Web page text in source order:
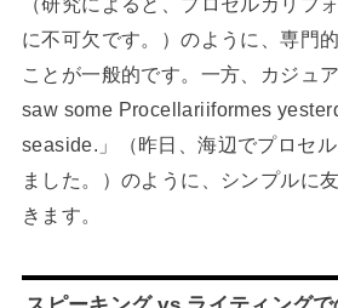
に不可欠です。）のように、専門
ことが一般的です。一方、カジュ
saw some Procellariiformes
seaside.」（昨日、海辺でプロセ
ました。）のように、シンプルに
きます。